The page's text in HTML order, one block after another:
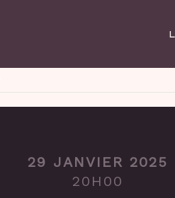
29 JANVIER 2025
20H00